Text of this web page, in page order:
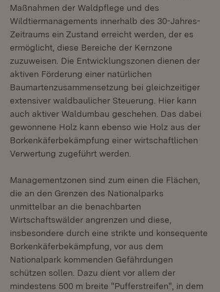
Maßnahmen der Waldpflege und des
Wildtiermanagements innerhalb des 30-Jahres-
Zeitraums ein Zustand erreicht werden, der es
ermöglicht, diese Bereiche der Kernzone
zuzuweisen. Die Entwicklungszonen dienen der
aktiven Förderung einer natürlichen
Baumartenzusammensetzung bei gleichzeitiger
extensiver waldbaulicher Steuerung. Hier kann
auch aktiver Waldumbau geschehen. Das dabei
gewonnene Holz kann ebenso wie Holz aus der
Borkenkäferbekämpfung einer wirtschaftlichen
Verwertung zugeführt werden.
Managementzonen sind zum einen die Flächen,
die an den Grenzen des Nationalparks
unmittelbar an die benachbarten
Wirtschaftswälder angrenzen und diese,
insbesondere durch eine strikte und konsequente
Borkenkäferbekämpfung, vor aus dem
Nationalpark kommenden Gefährdungen
schützen sollen. Dazu dient vor allem der
mindestens 500 m breite "Pufferstreifen", in dem